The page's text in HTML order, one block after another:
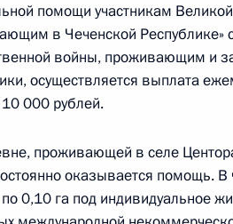
по ликвидации последствий
поручений, данных
помощи участникам
в Чеченской Республике»
войны, проживающим и
осуществляется выплата
000 рублей.
проживающей в селе
оказывается помощь. В
0,10 га под индивидуальное